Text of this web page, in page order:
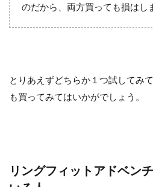
のだから、両方買っても損はし
とりあえずどちらか１つ試してみ
も買ってみてはいかがでしょう。
リングフィットアドベン